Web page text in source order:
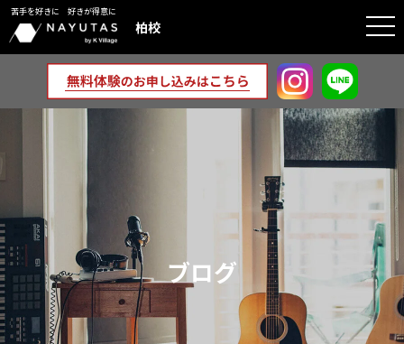
苦手を好きに 好きが得意に
柏校
ブログ